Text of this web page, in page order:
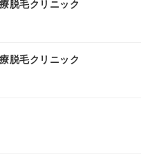
脱毛クリニック
脱毛クリニック